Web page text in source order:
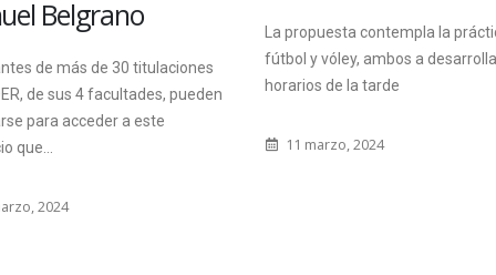
contempla la práctica de
ambos a desarrollarse en
de la tarde
2024
web
La inscripción será a través de un
jueves 17 a las 20.